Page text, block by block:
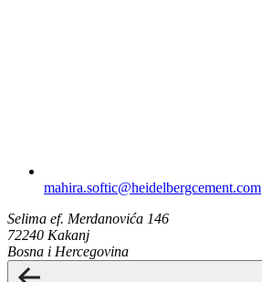
mahira.softic​@heidelbergcement.com
Selima ef. Merdanovića 146
72240 Kakanj
Bosna i Hercegovina